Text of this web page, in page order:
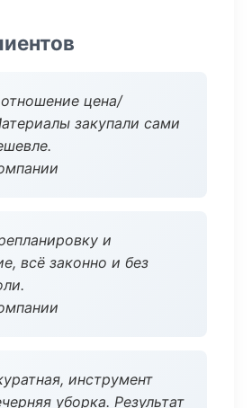
цена/
закупали сами
и
всё законно и без
инструмент
уборка. Результат